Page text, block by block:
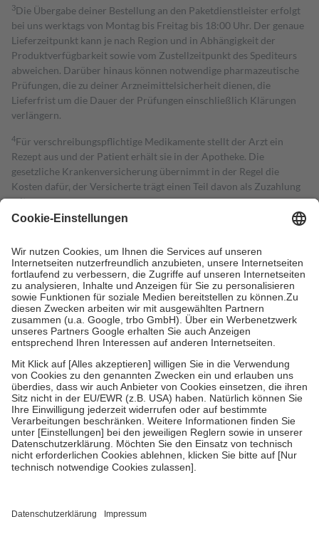
3Die Übergabe deiner Bestellung an den Paketdienstleister erfolgt
bei uns werktags von Montag bis Freitag bis 18:00 Uhr. Der genaue
Lieferzeitpunkt kann je nach Region und in Abhängigkeit der
Produktverfügbarkeit sowie vom Zustellzeitpunkt des Spediteurs
abweichen. Darüber hinaus können notwendige pharmazeutische
Prüfungen, die zu deiner Arzneimittelsicherheit dienen, die
Lieferfrist um die Dauer der Prüfungen einschließlich Klärungen
verlängern.
4Für verschreibungspflichtige Medikamente stellt der Arzt ein
Rezept aus und der Patient erhält sie in der Apotheke. Die
gesetzliche Krankenversicherung übernimmt in der Regel die
Kosten dafür, der Versicherte trägt einen Teil davon als Zuzahlung
mit.
Grundsätzlich leisten Mitglieder Zuzahlungen in Höhe von zehn
höchstens zehn Euro.
Es sind jedoch nie mehr als die tatsächlichen
Kosten der Leistung zu entrichten.
Diese Regeln gelten grundsätzlich auch für Online-Apotheken.
Bei Heilmitteln und häuslicher Krankenpflege beträgt die
Zuzahlung zehn Prozent der Kosten sowie zehn Euro je
Verordnung.
Um das Engagement der Versicherten für ihre eigene Gesundheit zu
stärken und die besondere Stellung der Familie zu unterstützen,
fallenkeine Zuzahlungenan bei:
• Kindern und Jugendlichen bis zum vollendeten 18. Lebensjahr
mit Ausnahme der Fahrkosten
• Untersuchungen zur Vorsorge und Früherkennung, die von der
GKV getragen werden
• empfohlenen Schutzimpfungen
• Harn- und Blutteststreifen
getroffen, um sicherzustellen, dass es sich um echte Bewertungen